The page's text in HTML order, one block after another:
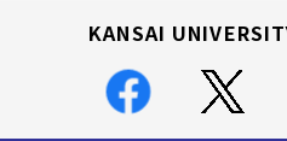
KANSAI